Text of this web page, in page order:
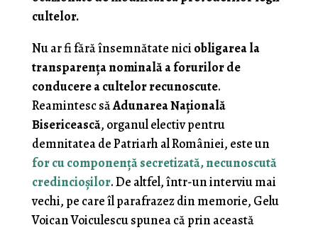
cultelor.
Nu ar fi fără însemnătate nici obligarea la
transparenţa nominală a forurilor de
conducere a cultelor recunoscute.
Reamintesc săAdunarea Naţională
Bisericească, organul electiv pentru
demnitatea de Patriarh al României, este un
for cu componenţă secretizată, necunoscută
credincioşilor. De altfel, într-un interviu mai
vechi, pe care îl parafrazez din memorie, Gelu
Voican Voiculescu spunea că prin această